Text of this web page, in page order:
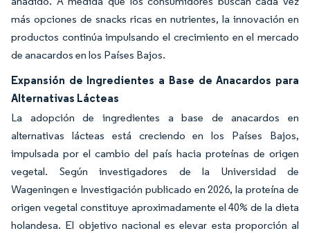
más opciones de snacks ricas en nutrientes, la innovación en
productos continúa impulsando el crecimiento en el mercado
de anacardos en los Países Bajos.
Expansión de Ingredientes a Base de Anacardos para
Alternativas Lácteas
La adopción de ingredientes a base de anacardos en
alternativas lácteas está creciendo en los Países Bajos,
impulsada por el cambio del país hacia proteínas de origen
vegetal. Según investigadores de la Universidad de
Wageningen e Investigación publicado en 2026, la proteína de
origen vegetal constituye aproximadamente el 40% de la dieta
holandesa. El objetivo nacional es elevar esta proporción al